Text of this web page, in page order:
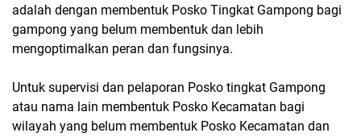
adalah dengan membentuk Posko Tingkat Gampong bagi
gampong yang belum membentuk dan lebih
mengoptimalkan peran dan fungsinya.
Untuk supervisi dan pelaporan Posko tingkat Gampong
atau nama lain membentuk Posko Kecamatan bagi
wilayah yang belum membentuk Posko Kecamatan dan